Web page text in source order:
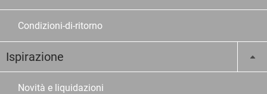
Condizioni-di-ritorno
Ispirazione
Novità e liquidazioni